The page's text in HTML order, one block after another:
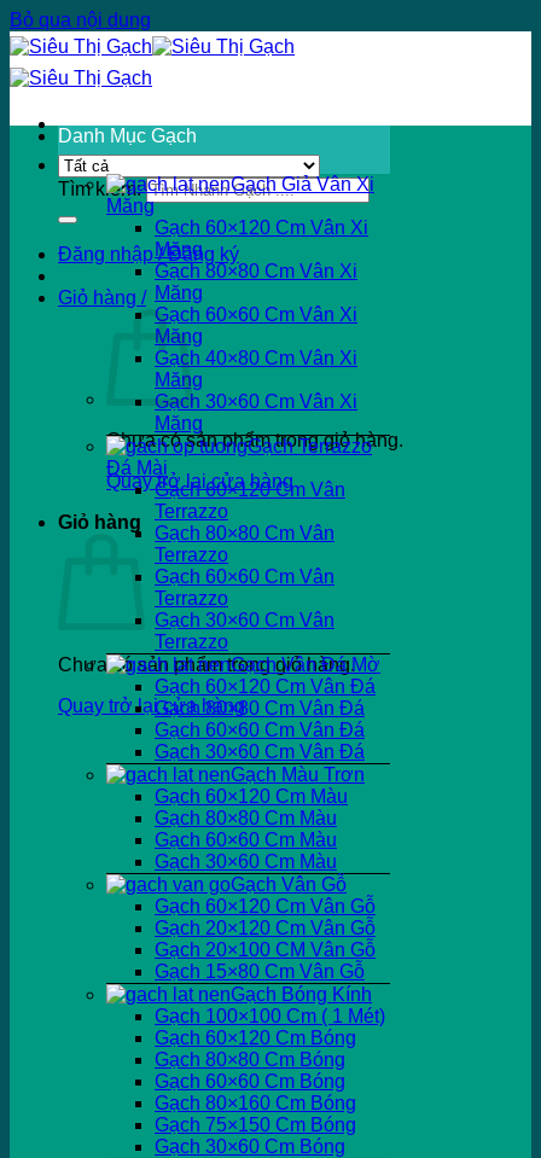
Bỏ qua nội dung
Tìm kiếm:
Đăng nhập / Đăng ký
Giỏ hàng /
Chưa có sản phẩm trong giỏ hàng.
Quay trở lại cửa hàng
Giỏ hàng
Chưa có sản phẩm trong giỏ hàng.
Quay trở lại cửa hàng
Danh Mục Gạch
Gạch Giả Vân Xi
Măng
Gạch 60×120 Cm Vân Xi
Măng
Gạch 80×80 Cm Vân Xi
Măng
Gạch 60×60 Cm Vân Xi
Măng
Gạch 40×80 Cm Vân Xi
Măng
Gạch 30×60 Cm Vân Xi
Măng
Gạch Terrazzo
Đá Mài
Gạch 60×120 Cm Vân
Terrazzo
Gạch 80×80 Cm Vân
Terrazzo
Gạch 60×60 Cm Vân
Terrazzo
Gạch 30×60 Cm Vân
Terrazzo
Gạch Vân Đá Mờ
Gạch 60×120 Cm Vân Đá
Gạch 80×80 Cm Vân Đá
Gạch 60×60 Cm Vân Đá
Gạch 30×60 Cm Vân Đá
Gạch Màu Trơn
Gạch 60×120 Cm Màu
Gạch 80×80 Cm Màu
Gạch 60×60 Cm Màu
Gạch 30×60 Cm Màu
Gạch Vân Gỗ
Gạch 60×120 Cm Vân Gỗ
Gạch 20×120 Cm Vân Gỗ
Gạch 20×100 CM Vân Gỗ
Gạch 15×80 Cm Vân Gỗ
Gạch Bóng Kính
Gạch 100×100 Cm ( 1 Mét)
Gạch 60×120 Cm Bóng
Gạch 80×80 Cm Bóng
Gạch 60×60 Cm Bóng
Gạch 80×160 Cm Bóng
Gạch 75×150 Cm Bóng
Gạch 30×60 Cm Bóng